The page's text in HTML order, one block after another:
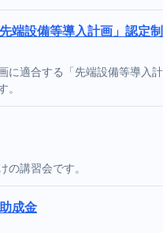
端設備等導入計画」認定
に適合する「先端設備等導入
。
の講習会です。
成金